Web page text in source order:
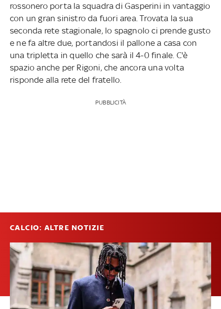
rossonero porta la squadra di Gasperini in vantaggio
con un gran sinistro da fuori area. Trovata la sua
seconda rete stagionale, lo spagnolo ci prende gusto
e ne fa altre due, portandosi il pallone a casa con
una tripletta in quello che sarà il 4-0 finale. C'è
spazio anche per Rigoni, che ancora una volta
risponde alla rete del fratello.
PUBBLICITÀ
CALCIO: ALTRE NOTIZIE